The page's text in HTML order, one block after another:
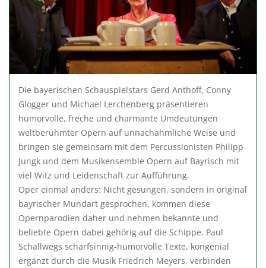
Die bayerischen Schauspielstars Gerd Anthoff, Conny
Glogger und Michael Lerchenberg präsentieren
humorvolle, freche und charmante Umdeutungen
weltberühmter Opern auf unnachahmliche Weise und
bringen sie gemeinsam mit dem Percussionisten Philipp
Jungk und dem Musikensemble Opern auf Bayrisch mit
viel Witz und Leidenschaft zur Aufführung.
Oper einmal anders: Nicht gesungen, sondern in original
bayrischer Mundart gesprochen, kommen diese
Opernparodien daher und nehmen bekannte und
beliebte Opern dabei gehörig auf die Schippe. Paul
Schallwegs scharfsinnig-humorvolle Texte, kongenial
ergänzt durch die Musik Friedrich Meyers, verbinden